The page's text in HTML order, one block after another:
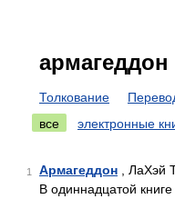
армагеддон
Толкование
все
электронные
1 Армагеддон , ЛаХэй
В одиннадцатой